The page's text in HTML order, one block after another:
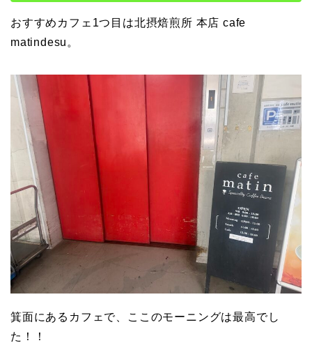
おすすめカフェ1つ目は北摂焙煎所 本店 cafe
matindesu。
箕面にあるカフェで、ここのモーニングは最高でし
た！！